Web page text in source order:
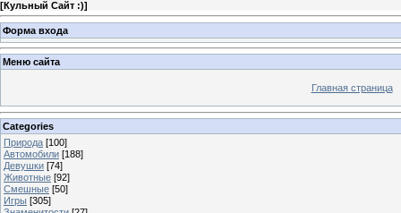
[Кульный Сайт :)]
Форма входа
Меню сайта
Главная страница
Categories
Природа [100]
Автомобили [188]
Девушки [74]
Животные [92]
Смешные [50]
Игры [305]